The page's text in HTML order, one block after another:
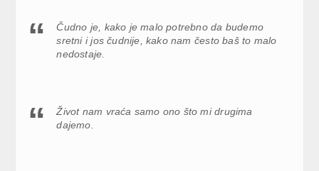
Čudno je, kako je malo potrebno da budemo
sretni i jos čudnije, kako nam često baš to malo
nedostaje.
Život nam vraća samo ono što mi drugima
dajemo.